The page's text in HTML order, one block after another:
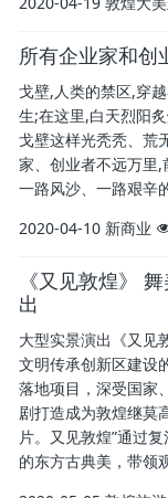
所有企业家和创
戈壁,人类的禁区,穿
生;在这里,白天烈阳
戈壁这样光秃秃、荒
家、创业者不远万里
一路风沙、一路艰辛
2020-04-10 新商业
《又见敦煌》
出
大型实景演出《又见
文明传承创新区建设
落地项目，深受国家
剧打造成为敦煌继莫
片。又见敦煌”通过
的东方古典美，带领